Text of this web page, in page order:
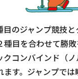
目のジャンプ競技
種目を合わせて勝
クコンバインド（ノ
ます。ジャンプでは